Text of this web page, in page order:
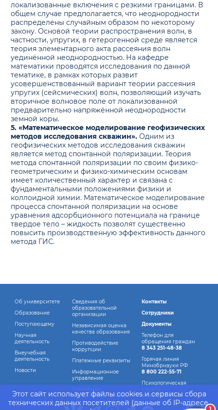
Этот сайт использует файлы cookies и сервисы сбора
технических данных посетителей (данные об IP-адресе,
локализованные включения с резкими границами. В
общем случае предполагается, что неоднородности
распределены случайным образом по некоторому
закону. Основой теории распространения волн, в
частности, упругих, в гетерогенной среде является
теория элементарного акта рассеяния волн
уединённой неоднородностью. На кафедре
математики проводятся исследования по данной
тематике, в рамках которых развит
усовершенствованный вариант теории рассеяния
упругих (сейсмических) волн, позволяющий изучать
вторичное волновое поле от локализованной
предварительно напряжённой неоднородности
земной коры.
5. «Математическое моделирование геофизических
методов исследования скважин». Одним из
геофизических методов исследования скважин
является метод спонтанной поляризации. Теория
метода спонтанной поляризации по своим физико-
геометрическим и физико-химическим основам
имеет количественный характер и связана с
фундаментальными положениями физики и
коллоидной химии. Математическое моделирование
процесса спонтанной поляризации на основе
уравнения адсорбционного потенциала на границе
твердое тело – жидкость позволят существенно
повысить производственную эффективность данного
метода ГИС.
Об университете
Образование
Поступающему
Научная
деятельность
Внеучебная
деятельность
Новости
Сведения об
образовательной
организации
Независимая оценка
качества образования
Противодействие
коррупции
Платежные реквизиты
Информационное
управление
обновления страниц
Контакты
Сотрудники
Документы
Телефон для
обращения граждан
8 343 251-48-38
Горячая линия
Минобрнауки РФ
8 800 222-55-71
Психологическая
8 982 760-44-14